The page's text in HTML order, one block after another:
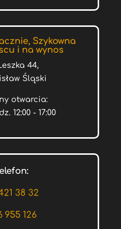
Szykowna
i na wynos
44,
Śląski
otwarcia:
12:00 - 17:00
38 32
955 126